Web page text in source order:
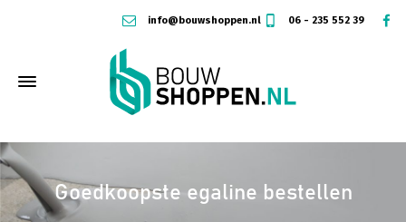
info@bouwshoppen.nl 06 - 235 552 39
Goedkoopste egaline bestellen